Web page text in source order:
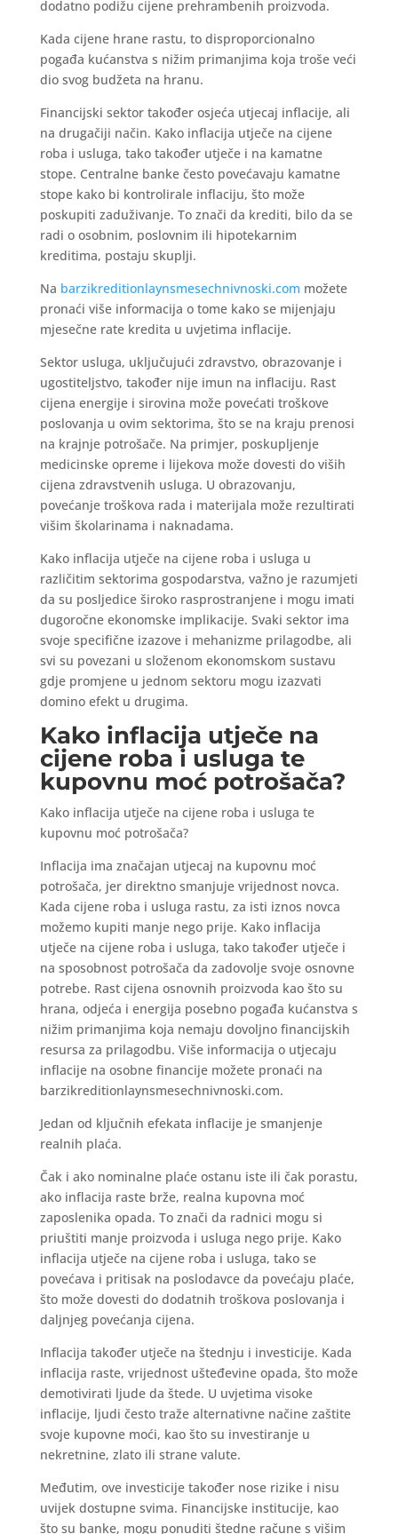
dodatno podižu cijene prehrambenih proizvoda.
Kada cijene hrane rastu, to disproporcionalno
pogađa kućanstva s nižim primanjima koja troše veći
dio svog budžeta na hranu.
Financijski sektor također osjeća utjecaj inflacije, ali
na drugačiji način. Kako inflacija utječe na cijene
roba i usluga, tako također utječe i na kamatne
stope. Centralne banke često povećavaju kamatne
stope kako bi kontrolirale inflaciju, što može
poskupiti zaduživanje. To znači da krediti, bilo da se
radi o osobnim, poslovnim ili hipotekarnim
kreditima, postaju skuplji.
Na barzikreditionlaynsmesechnivnoski.com možete
pronaći više informacija o tome kako se mijenjaju
mjesečne rate kredita u uvjetima inflacije.
Sektor usluga, uključujući zdravstvo, obrazovanje i
ugostiteljstvo, također nije imun na inflaciju. Rast
cijena energije i sirovina može povećati troškove
poslovanja u ovim sektorima, što se na kraju prenosi
na krajnje potrošače. Na primjer, poskupljenje
medicinske opreme i lijekova može dovesti do viših
cijena zdravstvenih usluga. U obrazovanju,
povećanje troškova rada i materijala može rezultirati
višim školarinama i naknadama.
Kako inflacija utječe na cijene roba i usluga u
različitim sektorima gospodarstva, važno je razumjeti
da su posljedice široko rasprostranjene i mogu imati
dugoročne ekonomske implikacije. Svaki sektor ima
svoje specifične izazove i mehanizme prilagodbe, ali
svi su povezani u složenom ekonomskom sustavu
gdje promjene u jednom sektoru mogu izazvati
domino efekt u drugima.
Kako inflacija utječe na
cijene roba i usluga te
kupovnu moć potrošača?
Kako inflacija utječe na cijene roba i usluga te
kupovnu moć potrošača?
Inflacija ima značajan utjecaj na kupovnu moć
potrošača, jer direktno smanjuje vrijednost novca.
Kada cijene roba i usluga rastu, za isti iznos novca
možemo kupiti manje nego prije. Kako inflacija
utječe na cijene roba i usluga, tako također utječe i
na sposobnost potrošača da zadovolje svoje osnovne
potrebe. Rast cijena osnovnih proizvoda kao što su
hrana, odjeća i energija posebno pogađa kućanstva s
nižim primanjima koja nemaju dovoljno financijskih
resursa za prilagodbu. Više informacija o utjecaju
inflacije na osobne financije možete pronaći na
barzikreditionlaynsmesechnivnoski.com.
Jedan od ključnih efekata inflacije je smanjenje
realnih plaća.
Čak i ako nominalne plaće ostanu iste ili čak porastu,
ako inflacija raste brže, realna kupovna moć
zaposlenika opada. To znači da radnici mogu si
priuštiti manje proizvoda i usluga nego prije. Kako
inflacija utječe na cijene roba i usluga, tako se
povećava i pritisak na poslodavce da povećaju plaće,
što može dovesti do dodatnih troškova poslovanja i
daljnjeg povećanja cijena.
Inflacija također utječe na štednju i investicije. Kada
inflacija raste, vrijednost ušteđevine opada, što može
demotivirati ljude da štede. U uvjetima visoke
inflacije, ljudi često traže alternativne načine zaštite
svoje kupovne moći, kao što su investiranje u
nekretnine, zlato ili strane valute.
Međutim, ove investicije također nose rizike i nisu
uvijek dostupne svima. Financijske institucije, kao
što su banke, mogu ponuditi štedne račune s višim